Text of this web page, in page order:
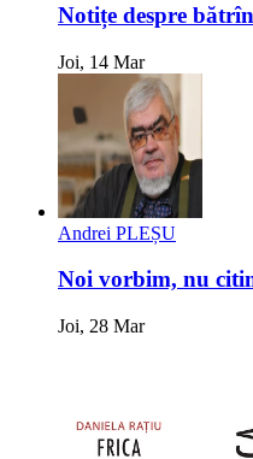
Notițe despre
Joi, 14 Mar
Andrei PLEȘU
Noi vorbim, nu
Joi, 28 Mar